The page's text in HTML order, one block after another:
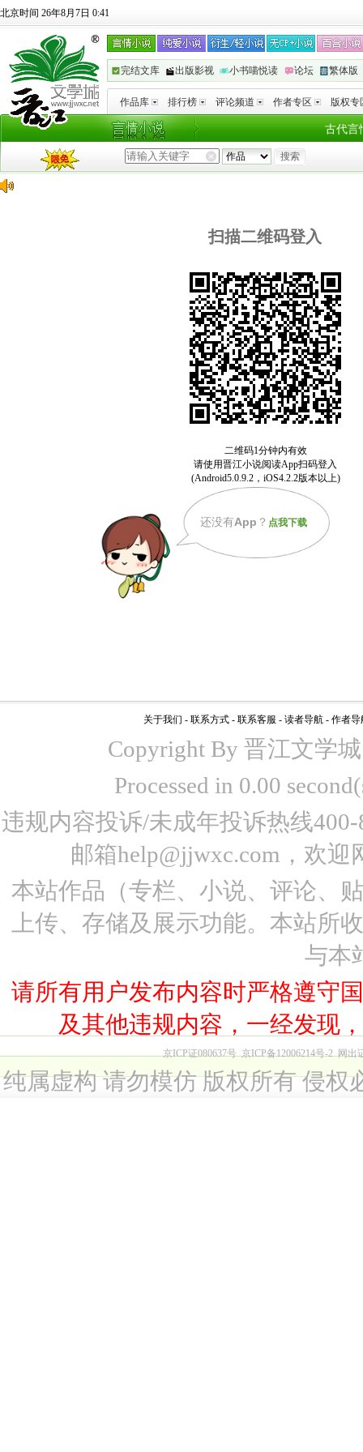
北京时间 26年8月7日 0:41
完结文库 出版影视 小书喵悦读 论坛 繁体版
作品库 排行榜 评论频道 作者专区 版权专
古代言
扫描二维码登入
还没有App ？ 点我下载
关于我们 - 联系方式 - 联系客服 - 读者导航 - 作者导
Copyright By 晋江文学
Processed in 0.00
违规内容投诉/未成年投诉热线
邮箱help@jjwxc.com，欢
本站作品（专栏、小说、评论、
上传、存储及展示功能。本站所
与本
请所有用户发布内容时严格遵守
及其他违规内容，一经发现
京ICP证080637号 京ICP备12006214号-2 网出
纯属虚构 请勿模仿 版权所有 侵权